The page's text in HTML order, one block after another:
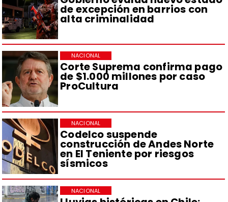
de excepción en barrios con
alta criminalidad
Corte Suprema confirma pago
de $1.000 millones por caso
ProCultura
NACIONAL
Codelco suspende
construcción de Andes Norte
en El Teniente por riesgos
sísmicos
NACIONAL
NACIONAL